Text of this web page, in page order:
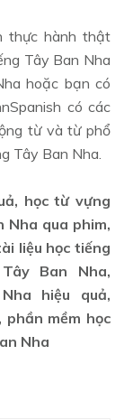
thực hành thật
Tây Ban Nha
hoặc bạn có
có các
từ và từ phổ
Tây Ban Nha.
học từ vựng
Nha qua phim,
liệu học tiếng
Ban Nha,
hiệu quả,
mềm học
Nha